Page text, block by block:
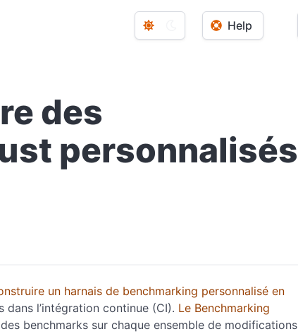
Help
des
personnalisés
un harnais de benchmarking personnalisé en
l’intégration continue (CI). Le Benchmarking
benchmarks sur chaque ensemble de modifications